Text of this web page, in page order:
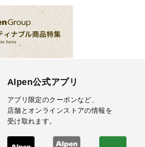
Alpen公式アプリ
アプリ限定のクーポンなど、
店舗とオンラインストアの情報を
受け取れます。